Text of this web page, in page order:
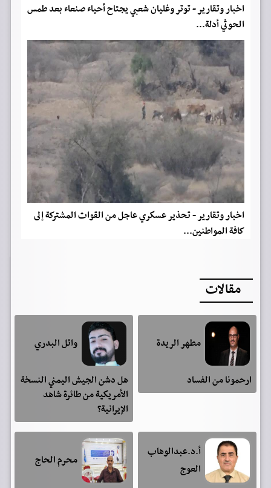
اخبار وتقارير - توتر وغليان شعبي يجتاح أحياء صنعاء بعد طمس
الحوثي أدلة...
اخبار وتقارير - تحذير عسكري عاجل من القوات المشتركة إلى
كافة المواطنين...
مقالات
مطهر الريدة
ارحمونا من الفساد
وائل البدري
هل دشن الجيش اليمني النسخة
الأمريكية من طائرة شاهد
الإيرانية؟
أ.د.عبدالوهاب
العوج
محرم الحاج